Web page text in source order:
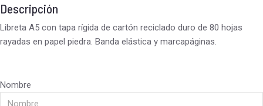
Descripción
Libreta A5 con tapa rígida de cartón reciclado duro de 80 hojas
rayadas en papel piedra. Banda elástica y marcapáginas.
Nombre